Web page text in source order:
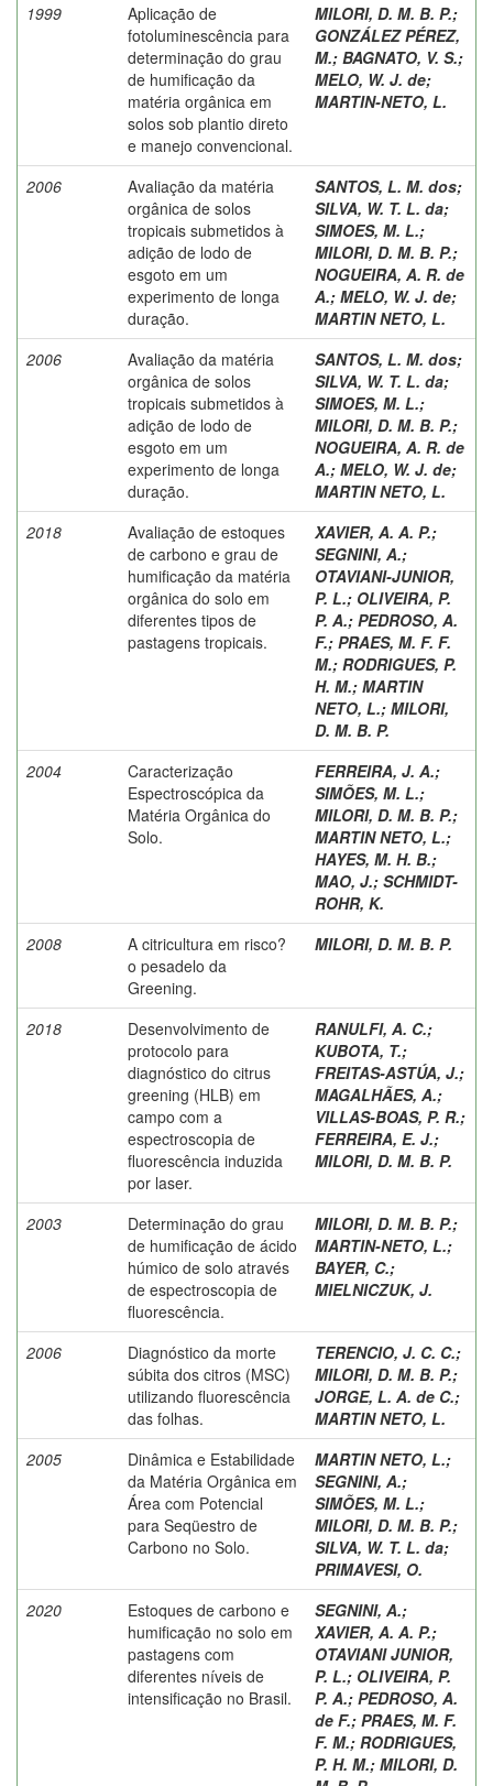
1999
Aplicação de
fotoluminescência para
determinação do grau
de humificação da
matéria orgânica em
solos sob plantio direto
e manejo convencional.
MILORI, D. M. B. P.;
GONZÁLEZ PÉREZ,
M.; BAGNATO, V. S.;
MELO, W. J. de;
MARTIN-NETO, L.
2006
Avaliação da matéria
orgânica de solos
tropicais submetidos à
adição de lodo de
esgoto em um
experimento de longa
duração.
SANTOS, L. M. dos;
SILVA, W. T. L. da;
SIMOES, M. L.;
MILORI, D. M. B. P.;
NOGUEIRA, A. R. de
A.; MELO, W. J. de;
MARTIN NETO, L.
2006
Avaliação da matéria
orgânica de solos
tropicais submetidos à
adição de lodo de
esgoto em um
experimento de longa
duração.
SANTOS, L. M. dos;
SILVA, W. T. L. da;
SIMOES, M. L.;
MILORI, D. M. B. P.;
NOGUEIRA, A. R. de
A.; MELO, W. J. de;
MARTIN NETO, L.
2018
Avaliação de estoques
de carbono e grau de
humificação da matéria
orgânica do solo em
diferentes tipos de
pastagens tropicais.
XAVIER, A. A. P.;
SEGNINI, A.;
OTAVIANI-JUNIOR,
P. L.; OLIVEIRA, P.
P. A.; PEDROSO, A.
F.; PRAES, M. F. F.
M.; RODRIGUES, P.
H. M.; MARTIN
NETO, L.; MILORI,
D. M. B. P.
2004
Caracterização
Espectroscópica da
Matéria Orgânica do
Solo.
FERREIRA, J. A.;
SIMÕES, M. L.;
MILORI, D. M. B. P.;
MARTIN NETO, L.;
HAYES, M. H. B.;
MAO, J.; SCHMIDT-
ROHR, K.
2008
A citricultura em risco?
o pesadelo da
Greening.
MILORI, D. M. B. P.
2018
Desenvolvimento de
protocolo para
diagnóstico do citrus
greening (HLB) em
campo com a
espectroscopia de
fluorescência induzida
por laser.
RANULFI, A. C.;
KUBOTA, T.;
FREITAS-ASTÚA, J.;
MAGALHÃES, A.;
VILLAS-BOAS, P. R.;
FERREIRA, E. J.;
MILORI, D. M. B. P.
2003
Determinação do grau
de humificação de ácido
húmico de solo através
de espectroscopia de
fluorescência.
MILORI, D. M. B. P.;
MARTIN-NETO, L.;
BAYER, C.;
MIELNICZUK, J.
2006
Diagnóstico da morte
súbita dos citros (MSC)
utilizando fluorescência
das folhas.
TERENCIO, J. C. C.;
MILORI, D. M. B. P.;
JORGE, L. A. de C.;
MARTIN NETO, L.
2005
Dinâmica e Estabilidade
da Matéria Orgânica em
Área com Potencial
para Seqüestro de
Carbono no Solo.
MARTIN NETO, L.;
SEGNINI, A.;
SIMÕES, M. L.;
MILORI, D. M. B. P.;
SILVA, W. T. L. da;
PRIMAVESI, O.
2020
Estoques de carbono e
humificação no solo em
pastagens com
diferentes níveis de
intensificação no Brasil.
SEGNINI, A.;
XAVIER, A. A. P.;
OTAVIANI JUNIOR,
P. L.; OLIVEIRA, P.
P. A.; PEDROSO, A.
de F.; PRAES, M. F.
F. M.; RODRIGUES,
P. H. M.; MILORI, D.